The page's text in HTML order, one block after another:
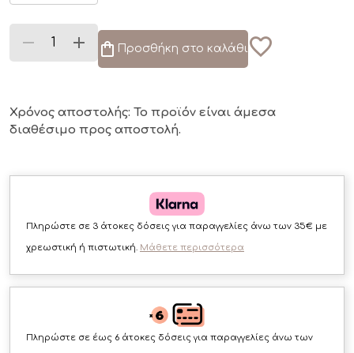
Προσθήκη στο καλάθι
Χρόνος αποστολής: Το προϊόν είναι άμεσα
διαθέσιμο προς αποστολή.
Πληρώστε σε 3 άτοκες δόσεις για παραγγελίες άνω των 35€ με
χρεωστική ή πιστωτική. Μάθετε περισσότερα
Πληρώστε σε έως 6 άτοκες δόσεις για παραγγελίες άνω των